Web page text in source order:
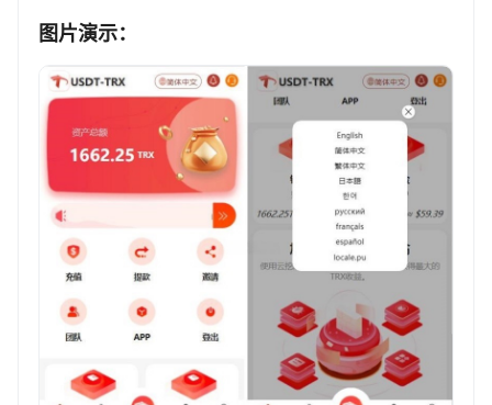
图片演示：